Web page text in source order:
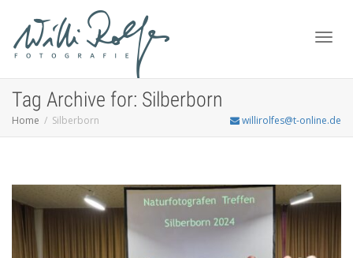
Tag Archive for: Silberborn
Home Silberborn willirolfes@t-online.de